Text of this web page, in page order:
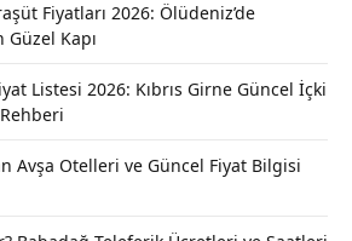
Fiyatları 2026: Ölüdeniz’de
Güzel Kapı
Listesi 2026: Kıbrıs Girne Güncel İçki
Avşa Otelleri ve Güncel Fiyat Bilgisi